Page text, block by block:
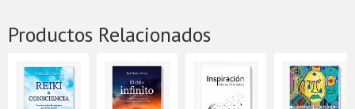
Productos Relacionados